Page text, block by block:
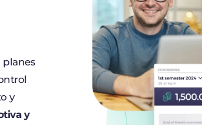
planes
y
y